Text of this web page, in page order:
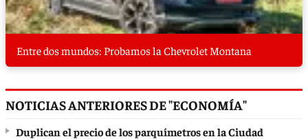
Entre dos mundos: Probamos la Chevrolet Montana
NOTICIAS ANTERIORES DE "ECONOMÍA"
Duplican el precio de los parquímetros en la Ciudad